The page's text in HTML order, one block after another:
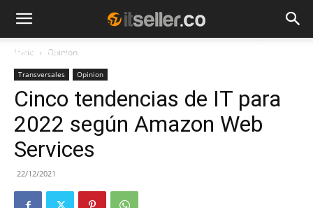
NOTICIAS
Inicio Opinion
Transversales Opinion
Cinco tendencias de IT para
2022 según Amazon Web
Services
22/12/2021